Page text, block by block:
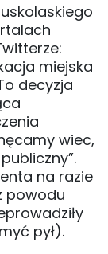
miejska
decyzja
wiec,
na razie
powodu
pył).